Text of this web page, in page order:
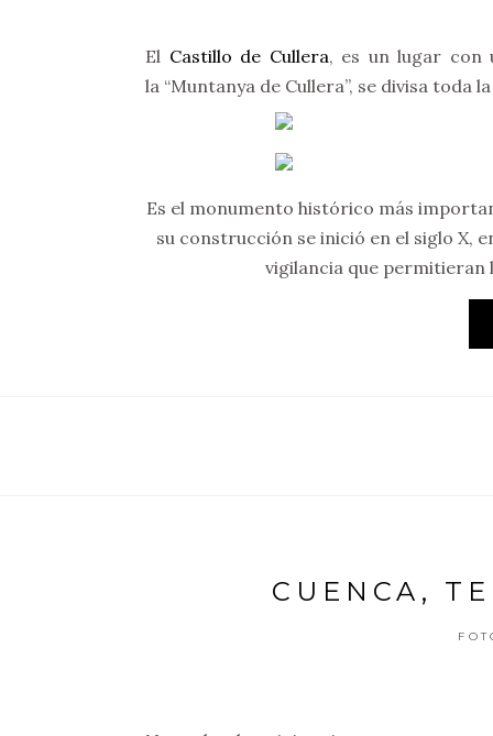
El Castillo de Cullera, es un lugar con
la “Muntanya de Cullera”, se divisa toda
Es el monumento histórico más
su construcción se inició en el siglo X,
vigilancia que permitieran
CUENCA,